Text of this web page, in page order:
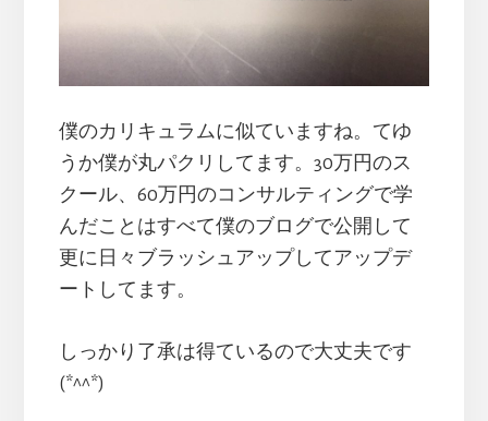
僕のカリキュラムに似ていますね。てゆ
うか僕が丸パクリしてます。30万円のス
クール、60万円のコンサルティングで学
んだことはすべて僕のブログで公開して
更に日々ブラッシュアップしてアップデ
ートしてます。
しっかり了承は得ているので大丈夫です
(*^^*)